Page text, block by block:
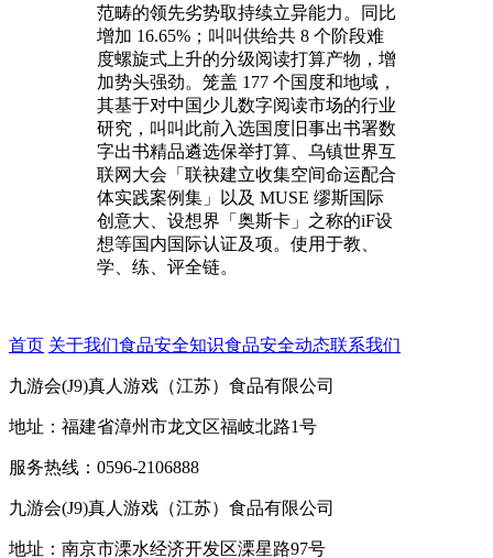
范畴的领先劣势取持续立异能力。同比
增加 16.65%；叫叫供给共 8 个阶段难
度螺旋式上升的分级阅读打算产物，增
加势头强劲。笼盖 177 个国度和地域，
其基于对中国少儿数字阅读市场的行业
研究，叫叫此前入选国度旧事出书署数
字出书精品遴选保举打算、乌镇世界互
联网大会「联袂建立收集空间命运配合
体实践案例集」以及 MUSE 缪斯国际
创意大、设想界「奥斯卡」之称的iF设
想等国内国际认证及项。使用于教、
学、练、评全链。
首页 关于我们食品安全知识食品安全动态联系我们
九游会(J9)真人游戏（江苏）食品有限公司
地址：福建省漳州市龙文区福岐北路1号
服务热线：0596-2106888
九游会(J9)真人游戏（江苏）食品有限公司
地址：南京市溧水经济开发区溧星路97号